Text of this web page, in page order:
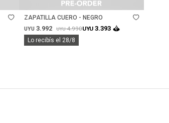
ZAPATILLA CUERO - NEGRO
UYU 3.992 UYU4.990UYU 3.393
Lo recibís el 28/8